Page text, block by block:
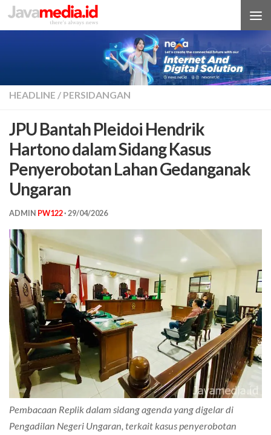
Skip to content
HEADLINE / PERSIDANGAN
JPU Bantah Pleidoi Hendrik
Hartono dalam Sidang Kasus
Penyerobotan Lahan Gedanganak
Ungaran
ADMIN PW122· 29/04/2026
Pembacaan Replik dalam sidang agenda yang digelar di
Pengadilan Negeri Ungaran, terkait kasus penyerobotan